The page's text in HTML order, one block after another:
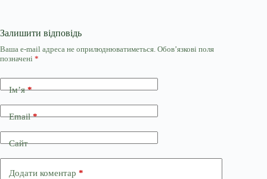
Залишити відповідь
Ваша e-mail адреса не оприлюднюватиметься. Обов’язкові поля
позначені *
Ім’я*
Email*
Сайт
Додати коментар *